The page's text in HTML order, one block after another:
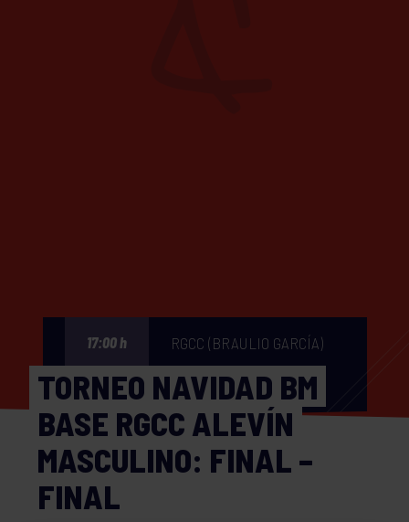
17:00 h RGCC (BRAULIO GARCÍA)
TORNEO NAVIDAD BM
BASE RGCC ALEVÍN
MASCULINO: FINAL –
FINAL